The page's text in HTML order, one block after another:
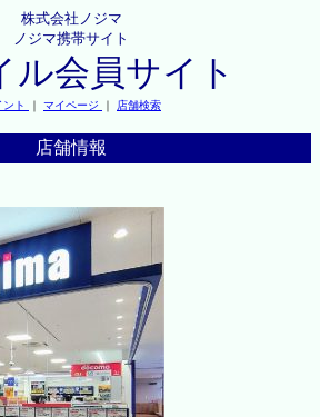
株式会社ノジマ
ノジマ携帯サイト
ル会員サイト
ント ｜ マイページ ｜ 店舗検索
店舗情報